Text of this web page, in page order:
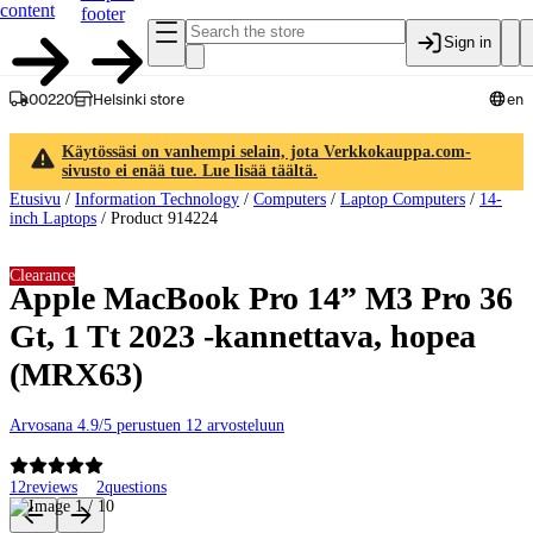
content
footer
Sign in
00220 Helsinki store en
Käytössäsi on vanhempi selain, jota Verkkokauppa.com-
sivusto ei enää tue. Lue lisää täältä.
Etusivu / Information Technology / Computers / Laptop Computers / 14-
inch Laptops / Product 914224
Apple MacBook Pro 14” M3 Pro 36
Gt, 1 Tt 2023 -kannettava, hopea
(MRX63)
Arvosana 4.9/5 perustuen 12 arvosteluun
12reviews 2questions
Clearance